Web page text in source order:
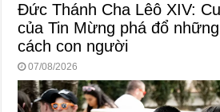
Đức Thánh Cha Lêô XIV:
của Tin Mừng phá đổ
cách con người
07/08/2026